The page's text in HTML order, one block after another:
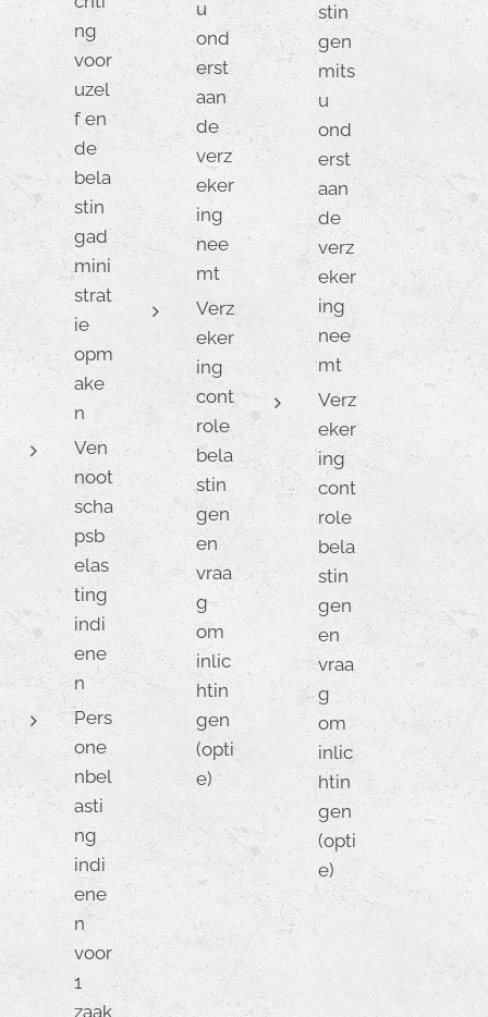
ng
voor
uzel
f en
de
bela
stin
gad
mini
strat
ie
opm
ake
n
Ven
noot
scha
psb
elas
ting
indi
ene
n
Pers
one
nbel
asti
ng
indi
ene
n
voor
1
zaak
u
ond
erst
aan
de
verz
eker
ing
nee
mt
Verz
eker
ing
cont
role
bela
stin
gen
en
vraa
g
om
inlic
htin
gen
(opti
e)
stin
gen
mits
u
ond
erst
aan
de
verz
eker
ing
nee
mt
Verz
eker
ing
cont
role
bela
stin
gen
en
vraa
g
om
inlic
htin
gen
(opti
e)